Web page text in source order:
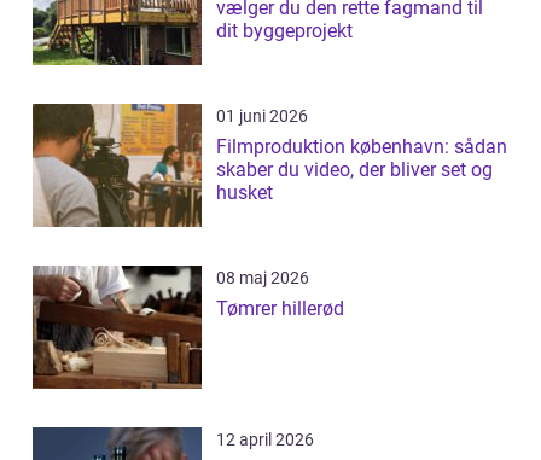
vælger du den rette fagmand til
dit byggeprojekt
01 juni 2026
Filmproduktion københavn: sådan
skaber du video, der bliver set og
husket
08 maj 2026
Tømrer hillerød
12 april 2026